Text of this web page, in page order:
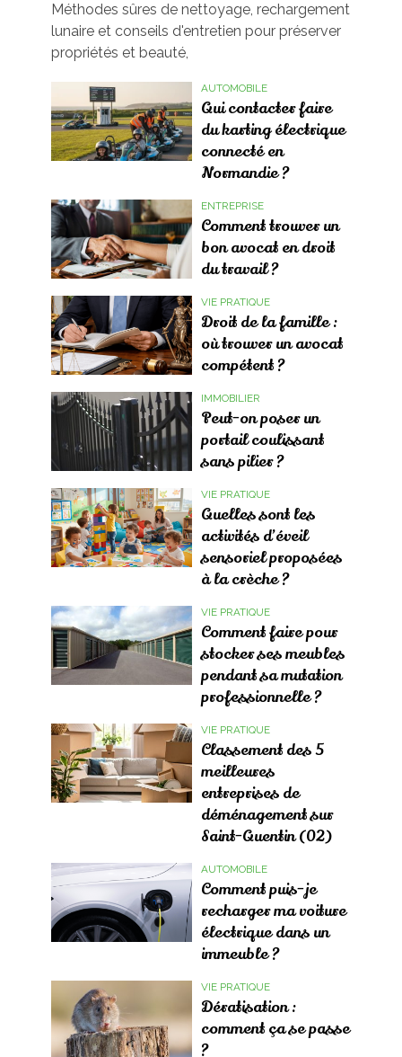
Méthodes sûres de nettoyage, rechargement
lunaire et conseils d'entretien pour préserver
propriétés et beauté,
AUTOMOBILE
Qui contacter faire
du karting électrique
connecté en
Normandie ?
ENTREPRISE
Comment trouver un
bon avocat en droit
du travail ?
VIE PRATIQUE
Droit de la famille :
où trouver un avocat
compétent ?
IMMOBILIER
Peut-on poser un
portail coulissant
sans pilier ?
VIE PRATIQUE
Quelles sont les
activités d’éveil
sensoriel proposées
à la crèche ?
VIE PRATIQUE
Comment faire pour
stocker ses meubles
pendant sa mutation
professionnelle ?
VIE PRATIQUE
Classement des 5
meilleures
entreprises de
déménagement sur
Saint-Quentin (02)
AUTOMOBILE
Comment puis-je
recharger ma voiture
électrique dans un
immeuble ?
VIE PRATIQUE
Dératisation :
comment ça se passe
?